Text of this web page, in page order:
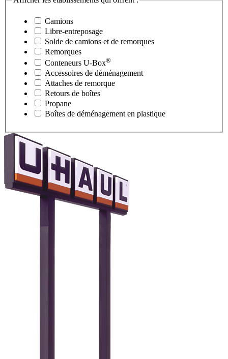
Camions
Libre-entreposage
Solde de camions et de remorques
Remorques
Conteneurs U-Box®
Accessoires de déménagement
Attaches de remorque
Retours de boîtes
Propane
Boîtes de déménagement en plastique